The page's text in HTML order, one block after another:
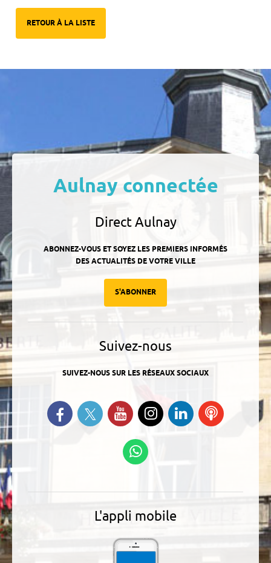
RETOUR À LA LISTE
Aulnay connectée
Direct Aulnay
ABONNEZ-VOUS ET SOYEZ LES PREMIERS INFORMÉS
DES ACTUALITÉS DE VOTRE VILLE
S'ABONNER
Suivez-nous
SUIVEZ-NOUS SUR LES RÉSEAUX SOCIAUX
Retrouvez-nous sur Facebook
Suivez-nous sur Twitter
Suivez-nous sur YouTube
Suivez-nous sur
Instagram
Retrouvez-
nous sur
Ecoutez
L'appli mobile